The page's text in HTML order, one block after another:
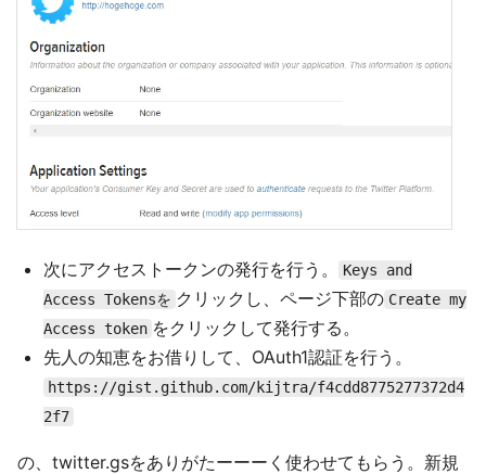
次にアクセストークンの発行を行う。
Keys and
Access Tokensを クリックし、ページ下部の Create my
Access token をクリックして発行する。
先人の知恵をお借りして、OAuth1認証を行う。
https://gist.github.com/kijtra/f4cdd8775277372d4
2f7
の、twitter.gsをありがたーーーく使わせてもらう。新規